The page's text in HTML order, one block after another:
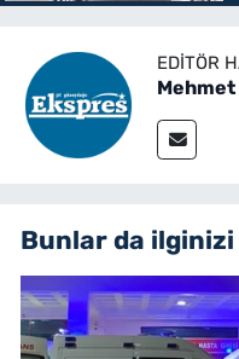
EDITÖR
Mehmet
Bunlar da